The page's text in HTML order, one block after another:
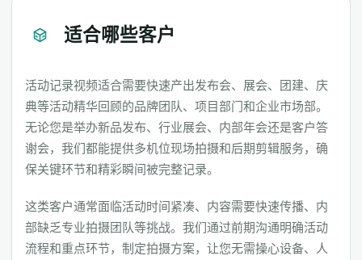
适合哪些客户
活动记录视频适合需要快速产出发布会、展会、团建、庆
典等活动精华回顾的品牌团队、项目部门和企业市场部。
无论您是举办新品发布、行业展会、内部年会还是客户答
谢会，我们都能提供多机位现场拍摄和后期剪辑服务，确
保关键环节和精彩瞬间被完整记录。
这类客户通常面临活动时间紧凑、内容需要快速传播、内
部缺乏专业拍摄团队等挑战。我们通过前期沟通明确活动
流程和重点环节，制定拍摄方案，让您无需操心设备、人